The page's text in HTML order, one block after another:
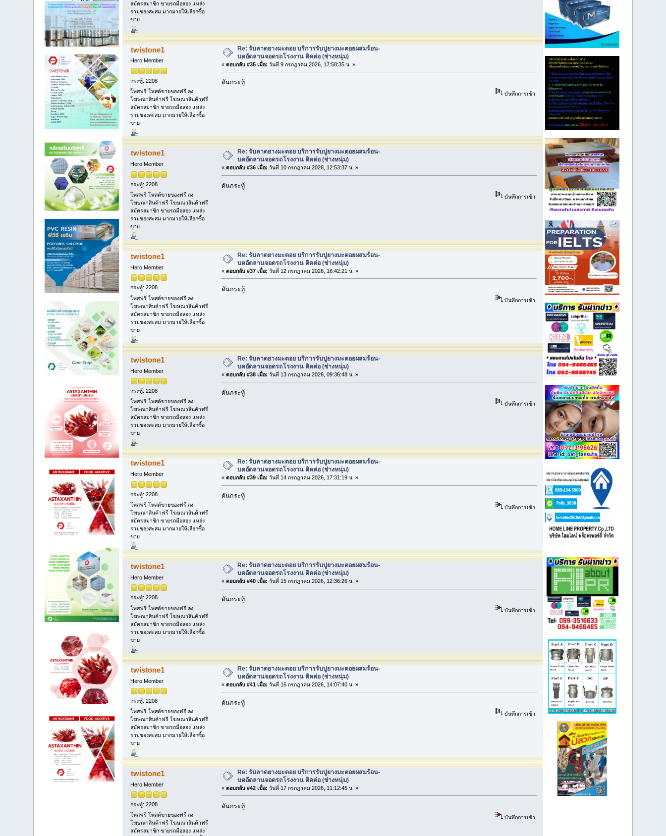
สมัครสมาชิก ขายรถมือสอง แหล่ง
รวมของสะสม มากมายให้เลือกซื้อ
ขาย
twistone1
Hero Member
กระทู้: 2208
โพสฟรี โพสต์ขายของฟรี ลง
โฆษณาสินค้าฟรี โฆษณาสินค้าฟรี
สมัครสมาชิก ขายรถมือสอง แหล่ง
รวมของสะสม มากมายให้เลือกซื้อ
ขาย
Re: รับลาดยางมะตอย บริการรับปูยางมะตอยผสมร้อน-
บดอัดลานจอดรถโรงงาน ติดต่อ (ช่างหนุ่ม)
« ตอบกลับ #35 เมื่อ: วันที่ 9 กรกฎาคม 2026, 17:58:35 น. »
ดันกระทู้
บันทึกการเข้า
twistone1
Hero Member
กระทู้: 2208
โพสฟรี โพสต์ขายของฟรี ลง
โฆษณาสินค้าฟรี โฆษณาสินค้าฟรี
สมัครสมาชิก ขายรถมือสอง แหล่ง
รวมของสะสม มากมายให้เลือกซื้อ
ขาย
Re: รับลาดยางมะตอย บริการรับปูยางมะตอยผสมร้อน-
บดอัดลานจอดรถโรงงาน ติดต่อ (ช่างหนุ่ม)
« ตอบกลับ #36 เมื่อ: วันที่ 10 กรกฎาคม 2026, 12:53:37 น. »
ดันกระทู้
บันทึกการเข้า
twistone1
Hero Member
กระทู้: 2208
โพสฟรี โพสต์ขายของฟรี ลง
โฆษณาสินค้าฟรี โฆษณาสินค้าฟรี
สมัครสมาชิก ขายรถมือสอง แหล่ง
รวมของสะสม มากมายให้เลือกซื้อ
ขาย
Re: รับลาดยางมะตอย บริการรับปูยางมะตอยผสมร้อน-
บดอัดลานจอดรถโรงงาน ติดต่อ (ช่างหนุ่ม)
« ตอบกลับ #37 เมื่อ: วันที่ 12 กรกฎาคม 2026, 16:42:21 น. »
ดันกระทู้
บันทึกการเข้า
twistone1
Hero Member
กระทู้: 2208
โพสฟรี โพสต์ขายของฟรี ลง
โฆษณาสินค้าฟรี โฆษณาสินค้าฟรี
สมัครสมาชิก ขายรถมือสอง แหล่ง
รวมของสะสม มากมายให้เลือกซื้อ
ขาย
Re: รับลาดยางมะตอย บริการรับปูยางมะตอยผสมร้อน-
บดอัดลานจอดรถโรงงาน ติดต่อ (ช่างหนุ่ม)
« ตอบกลับ #38 เมื่อ: วันที่ 13 กรกฎาคม 2026, 09:36:48 น. »
ดันกระทู้
บันทึกการเข้า
twistone1
Hero Member
กระทู้: 2208
โพสฟรี โพสต์ขายของฟรี ลง
โฆษณาสินค้าฟรี โฆษณาสินค้าฟรี
สมัครสมาชิก ขายรถมือสอง แหล่ง
รวมของสะสม มากมายให้เลือกซื้อ
ขาย
Re: รับลาดยางมะตอย บริการรับปูยางมะตอยผสมร้อน-
บดอัดลานจอดรถโรงงาน ติดต่อ (ช่างหนุ่ม)
« ตอบกลับ #39 เมื่อ: วันที่ 14 กรกฎาคม 2026, 17:31:19 น. »
ดันกระทู้
บันทึกการเข้า
twistone1
Hero Member
กระทู้: 2208
โพสฟรี โพสต์ขายของฟรี ลง
โฆษณาสินค้าฟรี โฆษณาสินค้าฟรี
สมัครสมาชิก ขายรถมือสอง แหล่ง
รวมของสะสม มากมายให้เลือกซื้อ
ขาย
Re: รับลาดยางมะตอย บริการรับปูยางมะตอยผสมร้อน-
บดอัดลานจอดรถโรงงาน ติดต่อ (ช่างหนุ่ม)
« ตอบกลับ #40 เมื่อ: วันที่ 15 กรกฎาคม 2026, 12:36:26 น. »
ดันกระทู้
บันทึกการเข้า
twistone1
Hero Member
กระทู้: 2208
โพสฟรี โพสต์ขายของฟรี ลง
โฆษณาสินค้าฟรี โฆษณาสินค้าฟรี
สมัครสมาชิก ขายรถมือสอง แหล่ง
รวมของสะสม มากมายให้เลือกซื้อ
ขาย
Re: รับลาดยางมะตอย บริการรับปูยางมะตอยผสมร้อน-
บดอัดลานจอดรถโรงงาน ติดต่อ (ช่างหนุ่ม)
« ตอบกลับ #41 เมื่อ: วันที่ 16 กรกฎาคม 2026, 14:07:40 น. »
ดันกระทู้
บันทึกการเข้า
twistone1
Hero Member
กระทู้: 2208
โพสฟรี โพสต์ขายของฟรี ลง
โฆษณาสินค้าฟรี โฆษณาสินค้าฟรี
สมัครสมาชิก ขายรถมือสอง แหล่ง
Re: รับลาดยางมะตอย บริการรับปูยางมะตอยผสมร้อน-
บดอัดลานจอดรถโรงงาน ติดต่อ (ช่างหนุ่ม)
« ตอบกลับ #42 เมื่อ: วันที่ 17 กรกฎาคม 2026, 11:12:45 น. »
ดันกระทู้
บันทึกการเข้า